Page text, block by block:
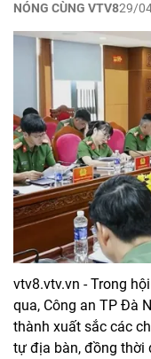
NÓNG CÙNG VTV829/
vtv8.vtv.vn - Trong
qua, Công an TP Đà
thành xuất sắc các
tự địa bàn, đồng thời